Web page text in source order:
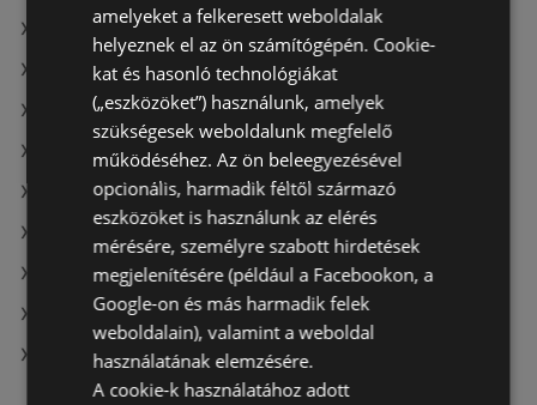
A(z) Penny-Market Kft. ajánlatai
A(z) Coop ajánlatai
A(z) AlphaZoo ajánlatai
A(z) CBA aktuális akciós újságjai
A(z) Chef Market aktuális akciós újságjai
A(z) Privát aktuális akciós újságjai
A(z) AlphaZoo aktuális akciós újságjai
A(z) ALDI aktuális akciós újságjai
A(z) Penny-Market Kft. üzletei itt: Sopron-Fertődi
amelyeket a felkeresett weboldalak
helyeznek el az ön számítógépén. Cookie-
kat és hasonló technológiákat
(„eszközöket”) használunk, amelyek
szükségesek weboldalunk megfelelő
működéséhez. Az ön beleegyezésével
opcionális, harmadik féltől származó
eszközöket is használunk az elérés
mérésére, személyre szabott hirdetések
megjelenítésére (például a Facebookon, a
Google-on és más harmadik felek
weboldalain), valamint a weboldal
használatának elemzésére.
A cookie-k használatához adott